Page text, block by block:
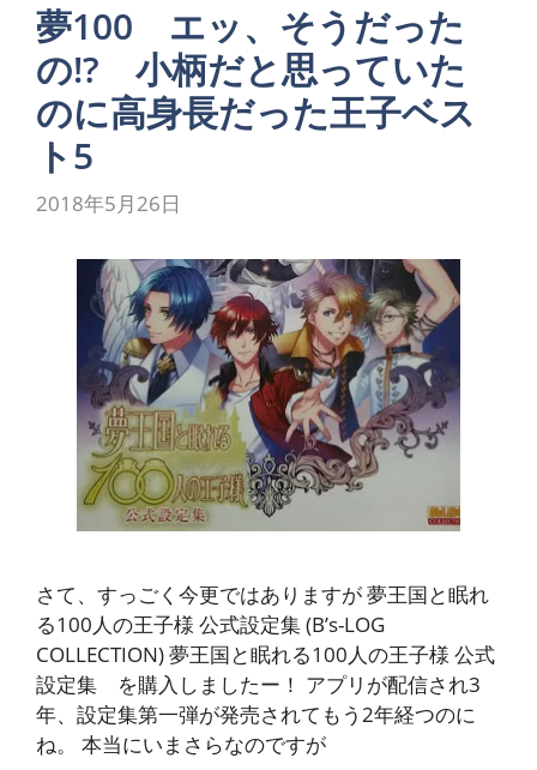
夢100 エッ、そうだった
の!? 小柄だと思っていた
のに高身長だった王子ベス
ト5
2018年5月26日
さて、すっごく今更ではありますが 夢王国と眠れ
る100人の王子様 公式設定集 (B’s-LOG
COLLECTION) 夢王国と眠れる100人の王子様 公式
設定集 を購入しましたー！ アプリが配信され3
年、設定集第一弾が発売されてもう2年経つのに
ね。 本当にいまさらなのですが